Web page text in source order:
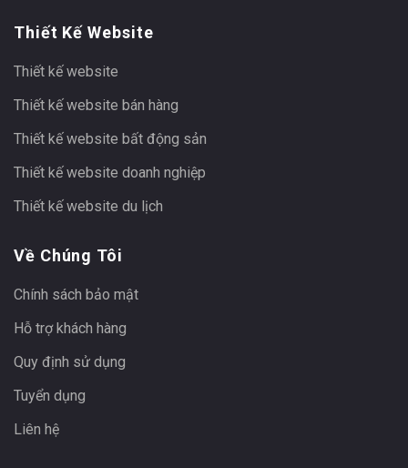
Thiết Kế Website
Thiết kế website
Thiết kế website bán hàng
Thiết kế website bất động sản
Thiết kế website doanh nghiệp
Thiết kế website du lịch
Về Chúng Tôi
Chính sách bảo mật
Hỗ trợ khách hàng
Quy định sử dụng
Tuyển dụng
Liên hệ